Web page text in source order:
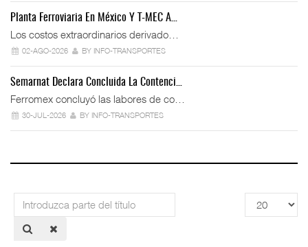
Planta Ferroviaria En México Y T-MEC A…
Los costos extraordinarios derivado…
02-AGO-2026 BY INFO-TRANSPORTES
Semarnat Declara Concluida La Contenci…
Ferromex concluyó las labores de co…
30-JUL-2026 BY INFO-TRANSPORTES
Introduzca
parte
del
Cantidad
a